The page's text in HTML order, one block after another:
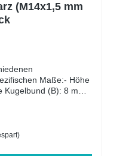
(M14x1,5 mm
Maße:- Höhe
(B): 8 mm-